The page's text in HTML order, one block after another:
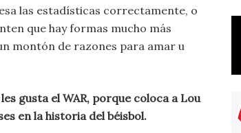
las estadísticas correctamente, o
que hay formas mucho más
montón de razones para amar u
gusta el WAR, porque coloca a Lou
en la historia del béisbol.